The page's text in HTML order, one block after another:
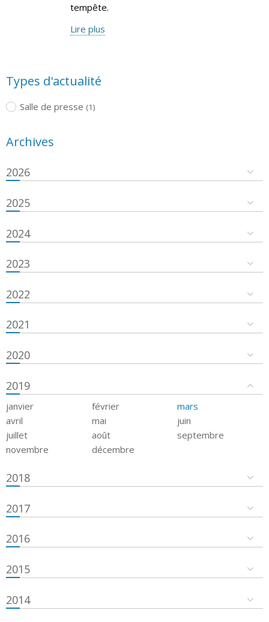
tempête.
Lire plus
Types d'actualité
Salle de presse (1)
Archives
2026
2025
2024
2023
2022
2021
2020
2019
janvier février
mars
avril
mai
juin
juillet
août
septembre
novembre
décembre
2018
2017
2016
2015
2014